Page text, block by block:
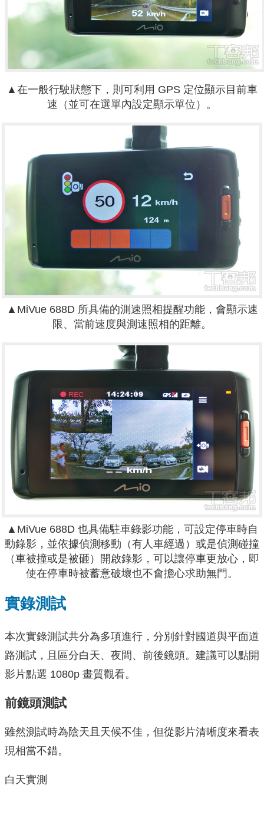
▲在一般行駛狀態下，則可利用 GPS 定位顯示目前車
速（並可在選單內設定顯示單位）。
▲ MiVue 688D 所具備的測速照相提醒功能，會顯示速
限、當前速度與測速照相的距離。
▲ MiVue 688D 也具備駐車錄影功能，可設定停車時自
動錄影，並依據偵測移動（有人車經過）或是偵測碰撞
（車被撞或是被砸）開啟錄影，可以讓停車更放心，即
使在停車時被蓄意破壞也不會擔心求助無門。
實錄測試
本次實錄測試共分為多項進行，分別針對國道與平面道
路測試，且區分白天、夜間、前後鏡頭。建議可以點開
影片點選 1080p 畫質觀看。
前鏡頭測試
雖然測試時為陰天且天候不佳，但從影片清晰度來看表
現相當不錯。
白天實測